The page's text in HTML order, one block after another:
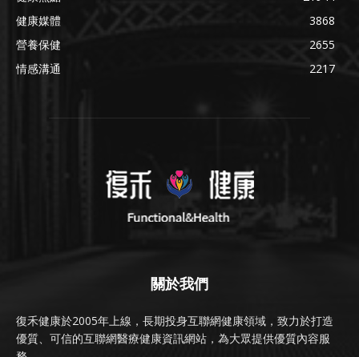
健康媒體
3868
營養保健
2655
情感溝通
2217
關於我們
復禾健康於2005年上線，長期投身互聯網健康領域，致力於打造
優質、可信的互聯網醫療健康資訊網站，為大眾提供優質內容服